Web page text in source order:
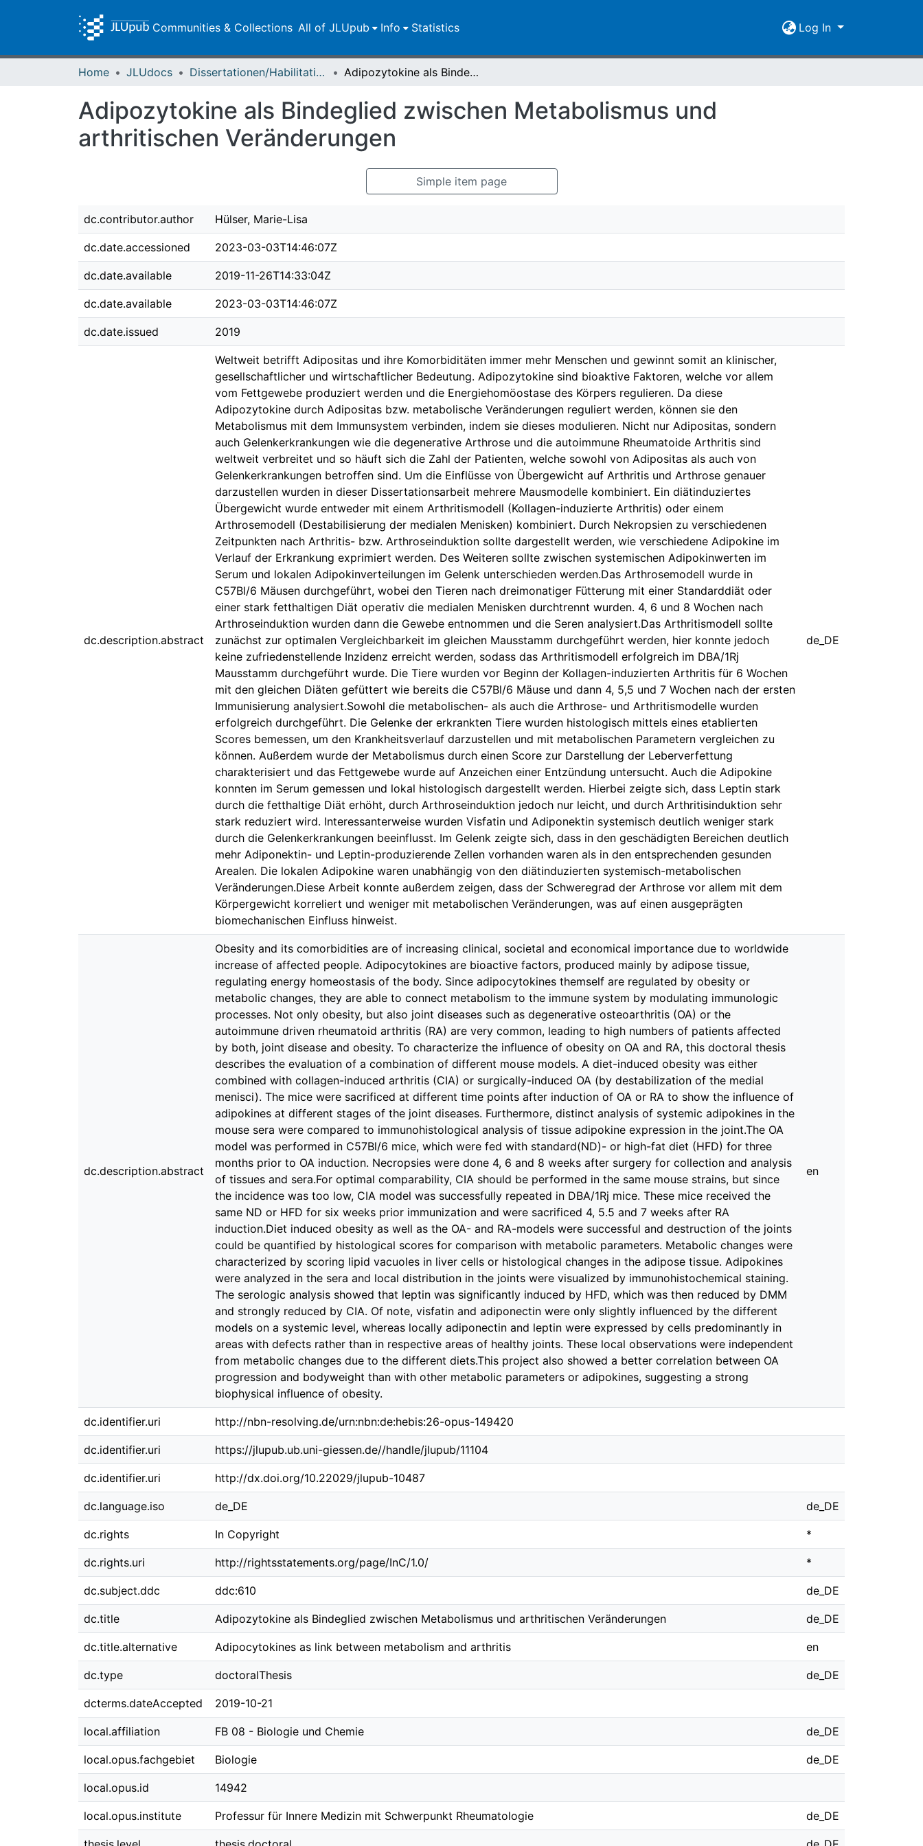
Communities & Collections All of JLUpub Info Statistics Log In
Home JLUdocs Dissertationen/Habilitationen Adipozytokine als Bindeglied zwischen Metabolismus und arthritischen Veränderungen
Adipozytokine als Bindeglied zwischen Metabolismus und
arthritischen Veränderungen
Simple item page
dc.contributor.author Hülser, Marie-Lisa
dc.date.accessioned 2023-03-03T14:46:07Z
dc.date.available 2019-11-26T14:33:04Z
dc.date.available 2023-03-03T14:46:07Z
dc.date.issued 2019
dc.description.abstract
Weltweit betrifft Adipositas und ihre Komorbiditäten immer mehr Menschen und gewinnt somit an klinischer,
gesellschaftlicher und wirtschaftlicher Bedeutung. Adipozytokine sind bioaktive Faktoren, welche vor allem
vom Fettgewebe produziert werden und die Energiehomöostase des Körpers regulieren. Da diese
Adipozytokine durch Adipositas bzw. metabolische Veränderungen reguliert werden, können sie den
Metabolismus mit dem Immunsystem verbinden, indem sie dieses modulieren. Nicht nur Adipositas, sondern
auch Gelenkerkrankungen wie die degenerative Arthrose und die autoimmune Rheumatoide Arthritis sind
weltweit verbreitet und so häuft sich die Zahl der Patienten, welche sowohl von Adipositas als auch von
Gelenkerkrankungen betroffen sind. Um die Einflüsse von Übergewicht auf Arthritis und Arthrose genauer
darzustellen wurden in dieser Dissertationsarbeit mehrere Mausmodelle kombiniert. Ein diätinduziertes
Übergewicht wurde entweder mit einem Arthritismodell (Kollagen-induzierte Arthritis) oder einem
Arthrosemodell (Destabilisierung der medialen Menisken) kombiniert. Durch Nekropsien zu verschiedenen
Zeitpunkten nach Arthritis- bzw. Arthroseinduktion sollte dargestellt werden, wie verschiedene Adipokine im
Verlauf der Erkrankung exprimiert werden. Des Weiteren sollte zwischen systemischen Adipokinwerten im
Serum und lokalen Adipokinverteilungen im Gelenk unterschieden werden.Das Arthrosemodell wurde in
C57Bl/6 Mäusen durchgeführt, wobei den Tieren nach dreimonatiger Fütterung mit einer Standarddiät oder
einer stark fetthaltigen Diät operativ die medialen Menisken durchtrennt wurden. 4, 6 und 8 Wochen nach
Arthroseinduktion wurden dann die Gewebe entnommen und die Seren analysiert.Das Arthritismodell sollte
zunächst zur optimalen Vergleichbarkeit im gleichen Mausstamm durchgeführt werden, hier konnte jedoch
keine zufriedenstellende Inzidenz erreicht werden, sodass das Arthritismodell erfolgreich im DBA/1Rj
Mausstamm durchgeführt wurde. Die Tiere wurden vor Beginn der Kollagen-induzierten Arthritis für 6 Wochen
mit den gleichen Diäten gefüttert wie bereits die C57Bl/6 Mäuse und dann 4, 5,5 und 7 Wochen nach der ersten
Immunisierung analysiert.Sowohl die metabolischen- als auch die Arthrose- und Arthritismodelle wurden
erfolgreich durchgeführt. Die Gelenke der erkrankten Tiere wurden histologisch mittels eines etablierten
Scores bemessen, um den Krankheitsverlauf darzustellen und mit metabolischen Parametern vergleichen zu
können. Außerdem wurde der Metabolismus durch einen Score zur Darstellung der Leberverfettung
charakterisiert und das Fettgewebe wurde auf Anzeichen einer Entzündung untersucht. Auch die Adipokine
konnten im Serum gemessen und lokal histologisch dargestellt werden. Hierbei zeigte sich, dass Leptin stark
durch die fetthaltige Diät erhöht, durch Arthroseinduktion jedoch nur leicht, und durch Arthritisinduktion sehr
stark reduziert wird. Interessanterweise wurden Visfatin und Adiponektin systemisch deutlich weniger stark
durch die Gelenkerkrankungen beeinflusst. Im Gelenk zeigte sich, dass in den geschädigten Bereichen deutlich
mehr Adiponektin- und Leptin-produzierende Zellen vorhanden waren als in den entsprechenden gesunden
Arealen. Die lokalen Adipokine waren unabhängig von den diätinduzierten systemisch-metabolischen
Veränderungen.Diese Arbeit konnte außerdem zeigen, dass der Schweregrad der Arthrose vor allem mit dem
Körpergewicht korreliert und weniger mit metabolischen Veränderungen, was auf einen ausgeprägten
biomechanischen Einfluss hinweist.
de_DE
dc.description.abstract
Obesity and its comorbidities are of increasing clinical, societal and economical importance due to worldwide
increase of affected people. Adipocytokines are bioactive factors, produced mainly by adipose tissue,
regulating energy homeostasis of the body. Since adipocytokines themself are regulated by obesity or
metabolic changes, they are able to connect metabolism to the immune system by modulating immunologic
processes. Not only obesity, but also joint diseases such as degenerative osteoarthritis (OA) or the
autoimmune driven rheumatoid arthritis (RA) are very common, leading to high numbers of patients affected
by both, joint disease and obesity. To characterize the influence of obesity on OA and RA, this doctoral thesis
describes the evaluation of a combination of different mouse models. A diet-induced obesity was either
combined with collagen-induced arthritis (CIA) or surgically-induced OA (by destabilization of the medial
menisci). The mice were sacrificed at different time points after induction of OA or RA to show the influence of
adipokines at different stages of the joint diseases. Furthermore, distinct analysis of systemic adipokines in the
mouse sera were compared to immunohistological analysis of tissue adipokine expression in the joint.The OA
model was performed in C57Bl/6 mice, which were fed with standard(ND)- or high-fat diet (HFD) for three
months prior to OA induction. Necropsies were done 4, 6 and 8 weeks after surgery for collection and analysis
of tissues and sera.For optimal comparability, CIA should be performed in the same mouse strains, but since
the incidence was too low, CIA model was successfully repeated in DBA/1Rj mice. These mice received the
same ND or HFD for six weeks prior immunization and were sacrificed 4, 5.5 and 7 weeks after RA
induction.Diet induced obesity as well as the OA- and RA-models were successful and destruction of the joints
could be quantified by histological scores for comparison with metabolic parameters. Metabolic changes were
characterized by scoring lipid vacuoles in liver cells or histological changes in the adipose tissue. Adipokines
were analyzed in the sera and local distribution in the joints were visualized by immunohistochemical staining.
The serologic analysis showed that leptin was significantly induced by HFD, which was then reduced by DMM
and strongly reduced by CIA. Of note, visfatin and adiponectin were only slightly influenced by the different
models on a systemic level, whereas locally adiponectin and leptin were expressed by cells predominantly in
areas with defects rather than in respective areas of healthy joints. These local observations were independent
from metabolic changes due to the different diets.This project also showed a better correlation between OA
progression and bodyweight than with other metabolic parameters or adipokines, suggesting a strong
biophysical influence of obesity.
en
dc.identifier.uri http://nbn-resolving.de/urn:nbn:de:hebis:26-opus-149420
dc.identifier.uri https://jlupub.ub.uni-giessen.de//handle/jlupub/11104
dc.identifier.uri http://dx.doi.org/10.22029/jlupub-10487
dc.language.iso de_DE de_DE
dc.rights In Copyright *
dc.rights.uri http://rightsstatements.org/page/InC/1.0/ *
dc.subject.ddc ddc:610 de_DE
dc.title Adipozytokine als Bindeglied zwischen Metabolismus und arthritischen Veränderungen de_DE
dc.title.alternative Adipocytokines as link between metabolism and arthritis en
dc.type doctoralThesis de_DE
dcterms.dateAccepted 2019-10-21
local.affiliation FB 08 - Biologie und Chemie de_DE
local.opus.fachgebiet Biologie de_DE
local.opus.id 14942
local.opus.institute Professur für Innere Medizin mit Schwerpunkt Rheumatologie de_DE